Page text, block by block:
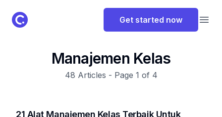
ClassPoint Logo Get started now
Manajemen Kelas
48 Articles - Page 1 of 4
21 Alat Manajemen Kelas Terbaik Untuk